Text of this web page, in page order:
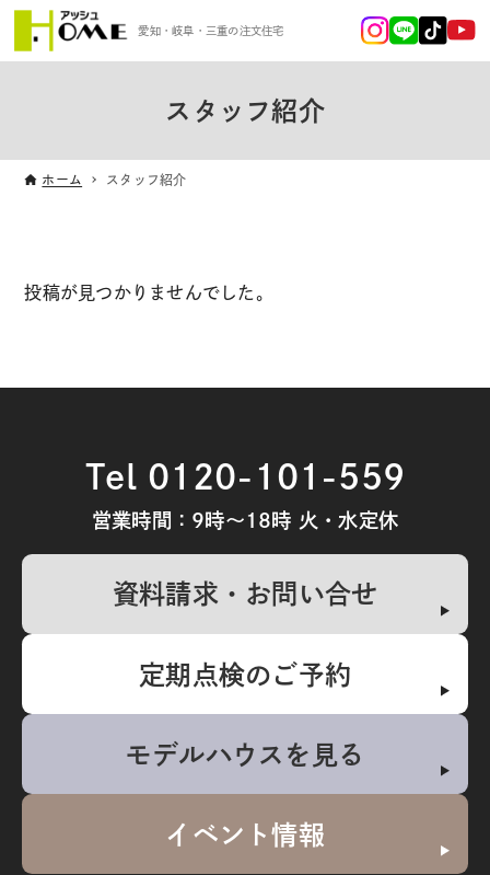
愛知・岐阜・三重の注文住宅
スタッフ紹介
ホーム スタッフ紹介
投稿が見つかりませんでした。
Tel 0120-101-559
営業時間：9時～18時 火・水定休
資料請求・お問い合せ
定期点検のご予約
モデルハウスを見る
イベント情報